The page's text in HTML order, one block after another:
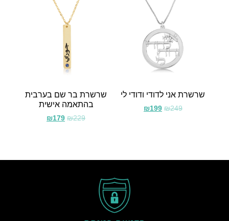
שרשרת אני לדודי ודודי לי
₪249
₪199
שרשרת בר שם בערבית
בהתאמה אישית
₪229
₪179